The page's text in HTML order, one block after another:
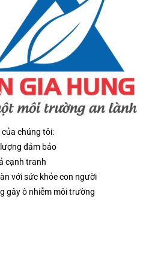
của chúng tôi:
đảm bảo
cạnh tranh
với sức khỏe con người
gây ô nhiễm môi trường